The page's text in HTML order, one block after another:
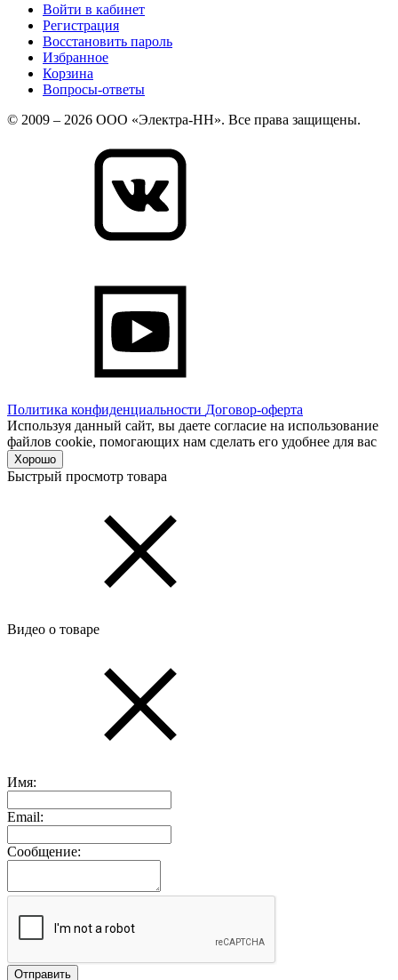
Войти в кабинет
Регистрация
Восстановить пароль
Избранное
Корзина
Вопросы-ответы
© 2009 – 2026 ООО «Электра-НН». Все права защищены.
Политика конфиденциальности Договор-оферта
Используя данный сайт, вы даете согласие на использование
файлов cookie, помогающих нам сделать его удобнее для вас
Хорошо
Быстрый просмотр товара
Видео о товаре
Имя:
Email:
Сообщение: